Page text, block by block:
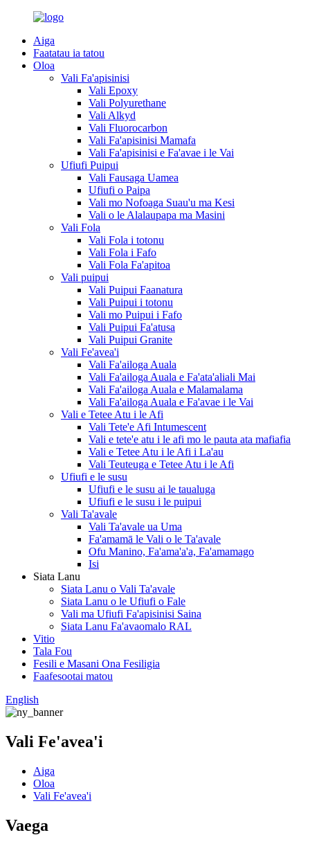
Aiga
Faatatau ia tatou
Oloa
Vali Fa'apisinisi
Vali Epoxy
Vali Polyurethane
Vali Alkyd
Vali Fluorocarbon
Vali Fa'apisinisi Mamafa
Vali Fa'apisinisi e Fa'avae i le Vai
Ufiufi Puipui
Vali Fausaga Uamea
Ufiufi o Paipa
Vali mo Nofoaga Suau'u ma Kesi
Vali o le Alalaupapa ma Masini
Vali Fola
Vali Fola i totonu
Vali Fola i Fafo
Vali Fola Fa'apitoa
Vali puipui
Vali Puipui Faanatura
Vali Puipui i totonu
Vali mo Puipui i Fafo
Vali Puipui Fa'atusa
Vali Puipui Granite
Vali Fe'avea'i
Vali Fa'ailoga Auala
Vali Fa'ailoga Auala e Fa'ata'aliali Mai
Vali Fa'ailoga Auala e Malamalama
Vali Fa'ailoga Auala e Fa'avae i le Vai
Vali e Tetee Atu i le Afi
Vali Tete'e Afi Intumescent
Vali e tete'e atu i le afi mo le pauta ata mafiafia
Vali e Tetee Atu i le Afi i La'au
Vali Teuteuga e Tetee Atu i le Afi
Ufiufi e le susu
Ufiufi e le susu ai le taualuga
Ufiufi e le susu i le puipui
Vali Ta'avale
Vali Ta'avale ua Uma
Fa'amamā le Vali o le Ta'avale
Ofu Manino, Fa'ama'a'a, Fa'amamago
Isi
Siata Lanu
Siata Lanu o Vali Ta'avale
Siata Lanu o le Ufiufi o Fale
Vali ma Ufiufi Fa'apisinisi Saina
Siata Lanu Fa'avaomalo RAL
Vitio
Tala Fou
Fesili e Masani Ona Fesiligia
Faafesootai matou
English
Vali Fe'avea'i
Aiga
Oloa
Vali Fe'avea'i
Vaega